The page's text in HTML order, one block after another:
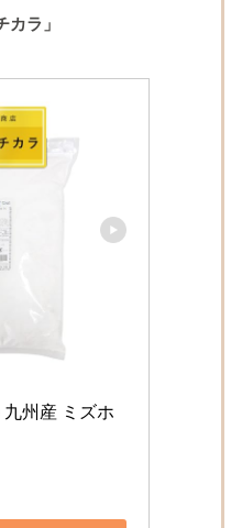
ラ」
州産 ミズホ